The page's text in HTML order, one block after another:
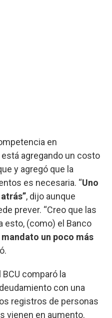
en
agregando un costo
y agregó que la
es necesaria. “Uno
, dijo aunque
prever. “Creo que las
esto, (como) el Banco
mandato un poco más
comparó la
con una
registros de personas
vienen en aumento.